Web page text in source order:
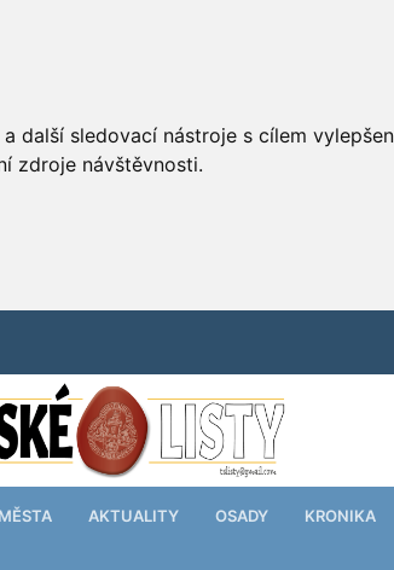
další sledovací nástroje s cílem
zdroje návštěvnosti.
AKTUALITY OSADY KRONIKA